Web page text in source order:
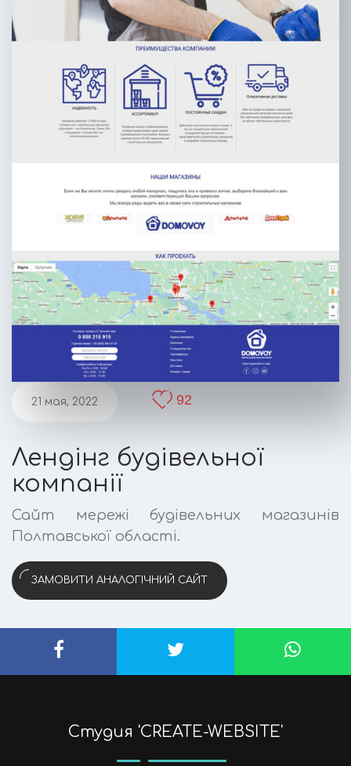
21 мая, 2022 92
Лендінг будівельної
компанії
Сайт мережі будівельних магазинів
Полтавської області.
ЗАМОВИТИ АНАЛОГІЧНИЙ САЙТ
Cтудия 'CREATE-WEBSITE'